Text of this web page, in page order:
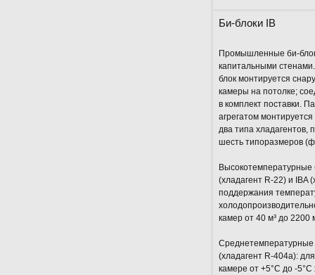
Би-блоки IB
Промышленные би-
капитальными
блок монтируется
камеры на потолке;
в комплект поставки.
агрегатом
два типа хладагентов,
шесть типоразмеров
Высокотемпературные
(хладагент R-22) и IBA
поддержания
камер от 40 м³ до 2200
Среднетемпературные
(хладагент R-404a):
камере от +5°С до -5°С